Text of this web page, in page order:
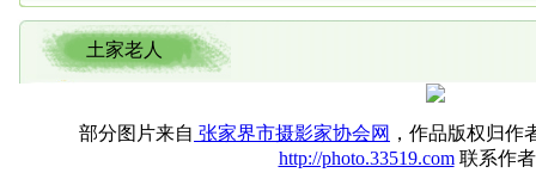
土家老人
部分图片来自 张家界市摄影家协会网 ，作品版权归作
http://photo.33519.com联系作